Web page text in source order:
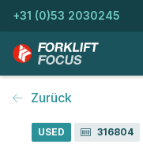
+31 (0)53 2030245
Zurück
USED 316804